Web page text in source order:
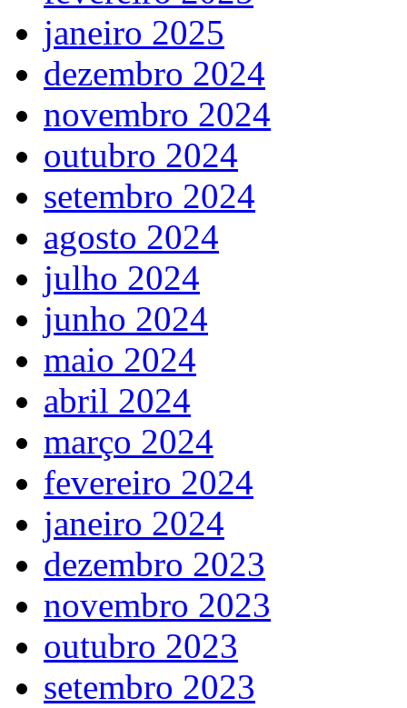
janeiro 2025
dezembro 2024
novembro 2024
outubro 2024
setembro 2024
agosto 2024
julho 2024
junho 2024
maio 2024
abril 2024
março 2024
fevereiro 2024
janeiro 2024
dezembro 2023
novembro 2023
outubro 2023
setembro 2023